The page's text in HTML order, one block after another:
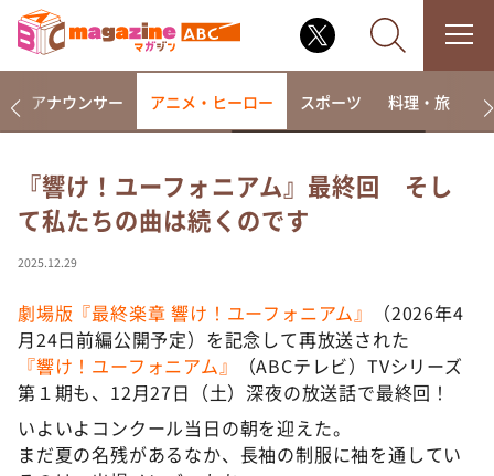
なるみ・岡村の過ぎるTV
相席食堂
～人生密着トークバラエティ！～ やすとものいたっ
て真剣です
探偵！ナイトスクープ
news おかえり
河合＆A.B.C-Z塚田×福井アナ「なんでやねん！？」
（news おかえり）
アナウンサー アニメ・ヒーロー スポーツ 料理・旅
『響け！ユーフォニアム』最終回 そし
て私たちの曲は続くのです
2025.12.29
劇場版『最終楽章 響け！ユーフォニアム』
（2026年4
月24日前編公開予定）を記念して再放送された
『響け！ユーフォニアム』
（ABCテレビ）TVシリーズ
第１期も、12月27日（土）深夜の放送話で最終回！
いよいよコンクール当日の朝を迎えた。
まだ夏の名残があるなか、長袖の制服に袖を通してい